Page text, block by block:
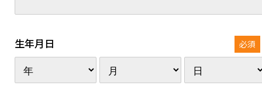
生年月日 必須